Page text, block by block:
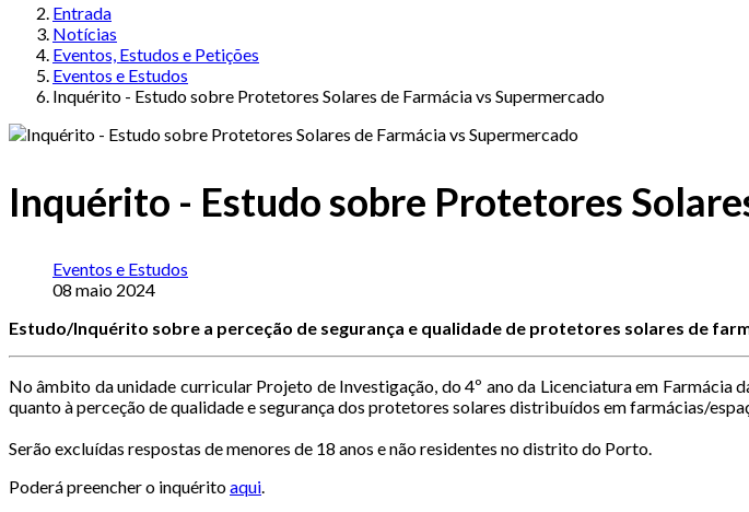
Entrada
Notícias
Eventos, Estudos e Petições
Eventos e Estudos
Inquérito - Estudo sobre Protetores Solares de Farmácia vs Supermercado
Inquérito - Estudo sobre Protetores
Eventos e Estudos
08 maio 2024
Estudo/Inquérito sobre a perceção de segurança e qualidade de protetores solares de
No âmbito da unidade curricular Projeto de Investigação, do 4º ano da Licenciatura em
quanto à perceção de qualidade e segurança dos protetores solares distribuídos em farmácias/
Serão excluídas respostas de menores de 18 anos e não residentes no distrito do Porto.
Poderá preencher o inquéritoaqui